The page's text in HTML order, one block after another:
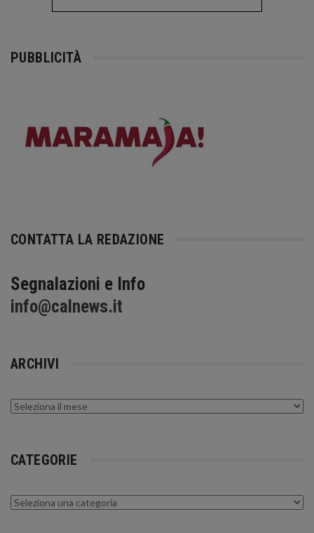
PUBBLICITÀ
CONTATTA LA REDAZIONE
Segnalazioni e Info
info@calnews.it
ARCHIVI
Archivi
CATEGORIE
Categorie